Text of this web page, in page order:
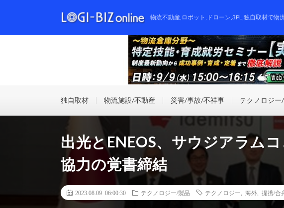
物流不動産,ロボット,ドローン,3PL,独自取材で物
独自取材 物流施設/不動産 災害/事故/不祥事 テクノロジー
出光とENEOS、サウジアラム
協力の覚書締結
2023.08.09 06:00:30 テクノロジー/製品 テクノロジー 海外 提携/合